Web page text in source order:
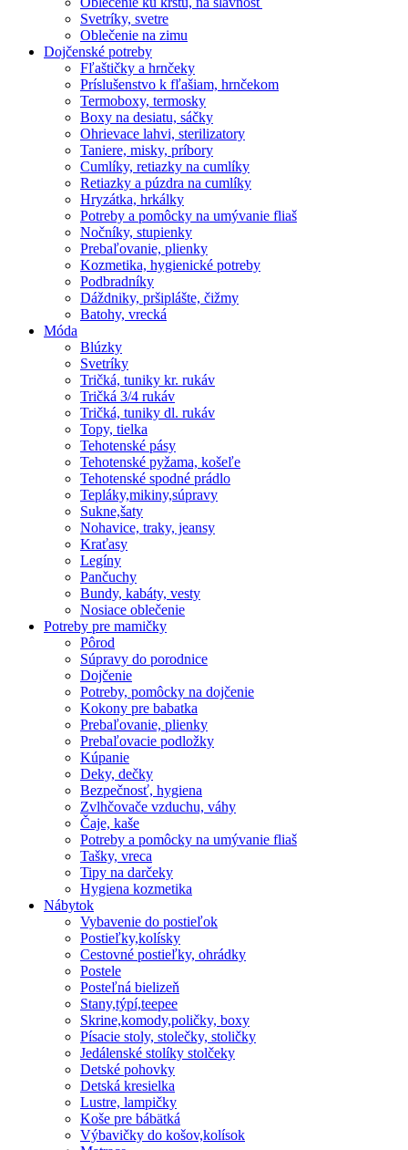
Svetríky, svetre
Oblečenie na zimu
Dojčenské potreby
Fľaštičky a hrnčeky
Príslušenstvo k fľašiam, hrnčekom
Termoboxy, termosky
Boxy na desiatu, sáčky
Ohrievace lahvi, sterilizatory
Taniere, misky, príbory
Cumlíky, retiazky na cumlíky
Retiazky a púzdra na cumlíky
Hryzátka, hrkálky
Potreby a pomôcky na umývanie fliaš
Nočníky, stupienky
Prebaľovanie, plienky
Kozmetika, hygienické potreby
Podbradníky
Dáždniky, pršiplášte, čižmy
Batohy, vrecká
Móda
Blúzky
Svetríky
Tričká, tuniky kr. rukáv
Tričká 3/4 rukáv
Tričká, tuniky dl. rukáv
Topy, tielka
Tehotenské pásy
Tehotenské pyžama, košeľe
Tehotenské spodné prádlo
Tepláky,mikiny,súpravy
Sukne,šaty
Nohavice, traky, jeansy
Kraťasy
Legíny
Pančuchy
Bundy, kabáty, vesty
Nosiace oblečenie
Potreby pre mamičky
Pôrod
Súpravy do porodnice
Dojčenie
Potreby, pomôcky na dojčenie
Kokony pre babatka
Prebaľovanie, plienky
Prebaľovacie podložky
Kúpanie
Deky, dečky
Bezpečnosť, hygiena
Zvlhčovače vzduchu, váhy
Čaje, kaše
Potreby a pomôcky na umývanie fliaš
Tašky, vreca
Tipy na darčeky
Hygiena kozmetika
Nábytok
Vybavenie do postieľok
Postieľky,kolísky
Cestovné postieľky, ohrádky
Postele
Posteľná bielizeň
Stany,týpí,teepee
Skrine,komody,poličky, boxy
Písacie stoly, stolečky, stoličky
Jedálenské stolíky stolčeky
Detské pohovky
Detská kresielka
Lustre, lampičky
Koše pre bábätká
Výbavičky do košov,kolísok